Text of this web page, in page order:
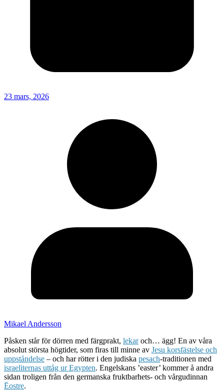
23 mars, 2026
Mikael Andersson
Påsken står för dörren med färgprakt, lekaroch… ägg! En av våra
absolut största högtider, som firas till minne av Jesu korsfästelse och
uppståndelse – och har rötter i den judiska pesach-traditionen med
israeliternas uttåg ur Egypten. Engelskans ’easter’ kommer å andra
sidan troligen från den germanska fruktbarhets- och vårgudinnan
Ēostre.